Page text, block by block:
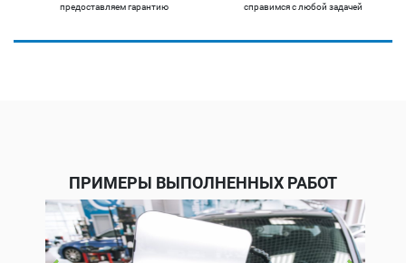
предоставляем гарантию
справимся с любой задачей
ПРИМЕРЫ ВЫПОЛНЕННЫХ РАБОТ